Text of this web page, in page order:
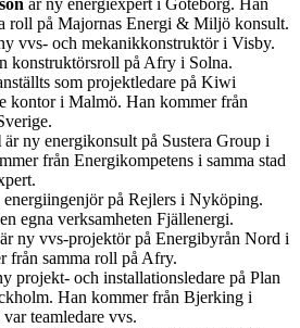
är ny energiexpert i Göteborg. Han
roll på Majornas Energi & Miljö konsult.
vvs- och mekanikkonstruktör i Visby.
konstruktörsroll på Afry i Solna.
som projektledare på Kiwi
kontor i Malmö. Han kommer från
är ny energikonsult på Sustera Group i
från Energikompetens i samma stad
energiingenjör på Rejlers i Nyköping.
egna verksamheten Fjällenergi.
är ny vvs-projektör på Energibyrån Nord i
från samma roll på Afry.
projekt- och installationsledare på Plan
Han kommer från Bjerking i
teamledare vvs.